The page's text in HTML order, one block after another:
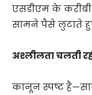
एसडीएम के
सामने पैसे लुटाते
अश्लीलता चलती
कानून स्पष्ट